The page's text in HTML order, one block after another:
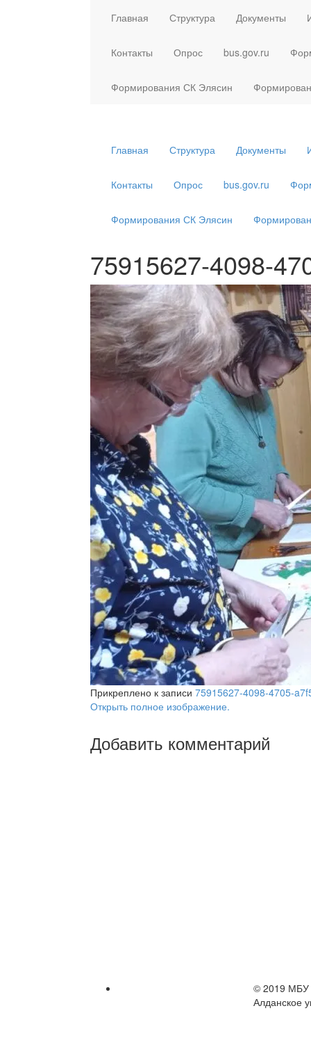
Главная Структура Документы
Контакты Опрос bus.gov.ru
Формирования СК Элясин
Главная Структура Документы
Контакты Опрос bus.gov.ru
Формирования СК Элясин
75915627-4098-
Прикреплено к записи 75915627-4098-4705-
Открыть полное изображение.
Добавить комментарий
© 2019 МБУ
Алданское